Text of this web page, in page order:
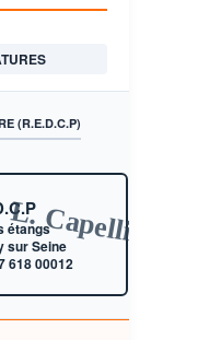
(R.E.D.C.P)
étangs
sur Seine
618 00012
L. Capelli